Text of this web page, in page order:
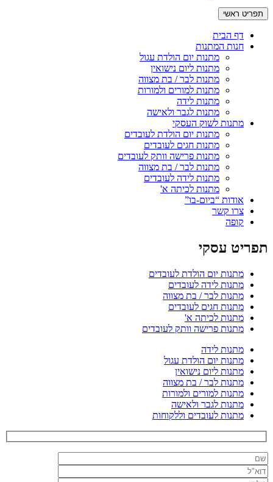
תפריט ראשי
דף הבית
חנות המתנות
מתנות יום הולדת עגול
מתנות ליום נישואין
מתנות לבר / בת מצווה
מתנות למורים ולמורות
מתנות לידה
מתנות לגבר ולאישה
מתנות לשוק העסקי
מתנות יום הולדת לעובדים
מתנות חגים לעובדים
מתנות פרישה וותק לעובדים
מתנות לבר / בת מצווה
מתנות לידה לעובדים
מתנות לכיתה א'
אודות “ביום-בו”
צרו קשר
קופה
תפריט עסקי
מתנות יום הולדת לעובדים
מתנות לידה לעובדים
מתנות לבר / בת מצווה
מתנות חגים לעובדים
מתנות לכיתה א'
מתנות פרישה וותק לעובדים
מתנות לידה
מתנות יום הולדת עגול
מתנות ליום נישואין
מתנות לבר / בת מצווה
מתנות למורים ולמורות
מתנות לגבר ולאישה
מתנות לעובדים וללקוחות